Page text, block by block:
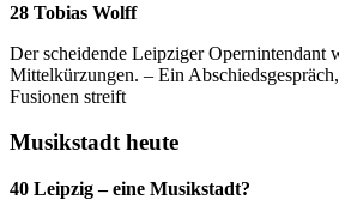
28 Tobias Wolff
Der scheidende Leipziger Opernintendant
Mittelkürzungen. – Ein
Fusionen streift
Musikstadt heute
40 Leipzig – eine Musikstadt?